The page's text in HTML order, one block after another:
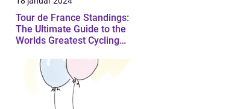
Tour de France Standings:
The Ultimate Guide to the
Worlds Greatest Cycling